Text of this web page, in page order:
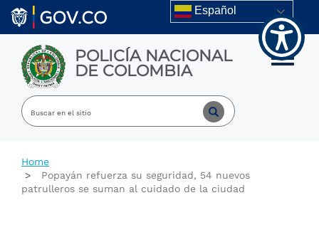
Welcome
All
Accessibility
screen
reader.
Accessibility
Skip to main content Español
POLICÍA NACIONAL
DE COLOMBIA Toggle
Home
Popayán refuerza su seguridad, 54 nuevos
patrulleros se suman al cuidado de la ciudad